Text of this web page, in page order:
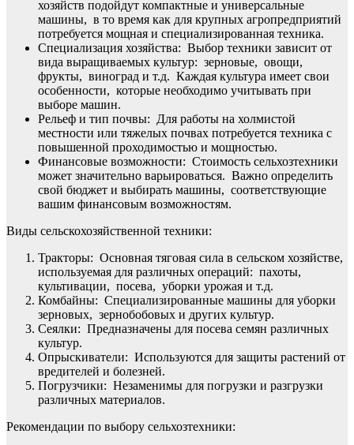
хозяйств подойдут компактные и универсальные
машины, в то время как для крупных агропредприятий
потребуется мощная и специализированная техника.
Специализация хозяйства: Выбор техники зависит от
вида выращиваемых культур: зерновые, овощи,
фрукты, виноград и т.д. Каждая культура имеет свои
особенности, которые необходимо учитывать при
выборе машин.
Рельеф и тип почвы: Для работы на холмистой
местности или тяжелых почвах потребуется техника с
повышенной проходимостью и мощностью.
Финансовые возможности: Стоимость сельхозтехники
может значительно варьироваться. Важно определить
свой бюджет и выбирать машины, соответствующие
вашим финансовым возможностям.
Виды сельскохозяйственной техники:
Тракторы: Основная тяговая сила в сельском хозяйстве,
используемая для различных операций: пахоты,
культивации, посева, уборки урожая и т.д.
Комбайны: Специализированные машины для уборки
зерновых, зернобобовых и других культур.
Сеялки: Предназначены для посева семян различных
культур.
Опрыскиватели: Используются для защиты растений от
вредителей и болезней.
Погрузчики: Незаменимы для погрузки и разгрузки
различных материалов.
Рекомендации по выбору сельхозтехники: